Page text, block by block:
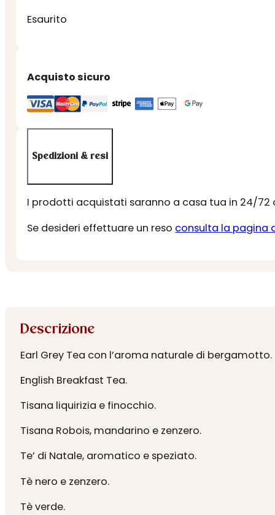
Esaurito
Acquisto sicuro
Spedizioni & resi
I prodotti acquistati saranno a casa tua in 24/72
Se desideri effettuare un reso consulta la pagina
Descrizione
Earl Grey Tea con l’aroma naturale di bergamotto.
English Breakfast Tea.
Tisana liquirizia e finocchio.
Tisana Robois, mandarino e zenzero.
Te’ di Natale, aromatico e speziato.
Tè nero e zenzero.
Tè verde.